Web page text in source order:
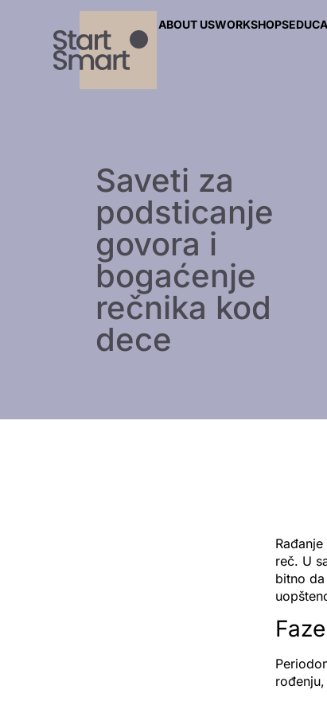
ABOUT USWORKSHOPS
Saveti za
podsticanje
govora i
bogaćenje
rečnika kod
dece
reč. U
bitno